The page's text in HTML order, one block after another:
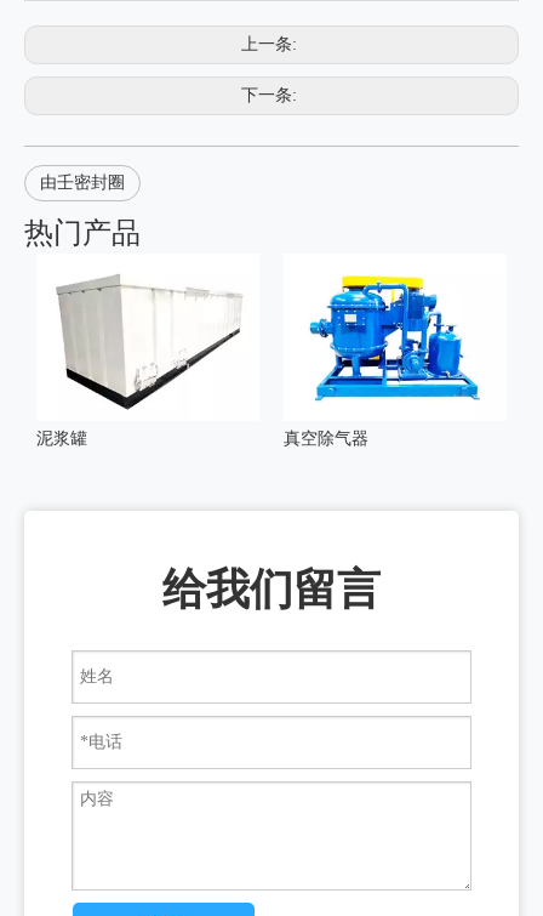
上一条:
下一条:
由壬密封圈
热门产品
泥浆罐 真空除气器
给我们留言